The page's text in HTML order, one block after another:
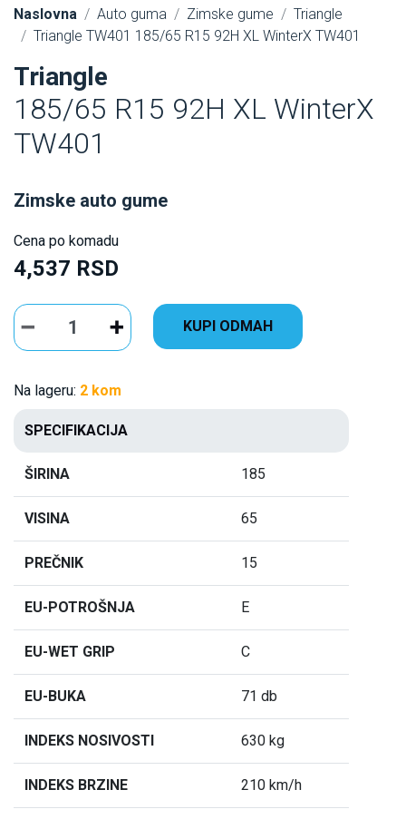
Naslovna Auto guma Zimske gume
Triangle
Triangle TW401 185/65 R15 92H XL WinterX TW401
Triangle
185/65 R15 92H XL WinterX
TW401
Zimske auto gume
Cena po komadu
4,537 RSD
KUPI ODMAH
Na lageru: 2 kom
SPECIFIKACIJA
ŠIRINA 185
VISINA 65
PREČNIK 15
EU-POTROŠNJA E
EU-WET GRIP C
EU-BUKA 71 db
INDEKS NOSIVOSTI 630 kg
INDEKS BRZINE 210 km/h